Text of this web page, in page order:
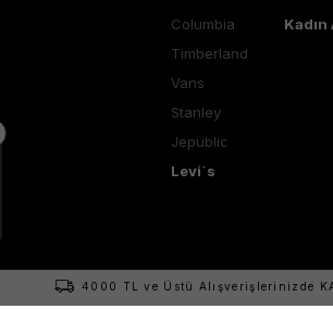
Columbia
Timberland
Vans
Stanley
Jepublic
Levi`s
4000 TL ve Üstü Alışverişlerinizde